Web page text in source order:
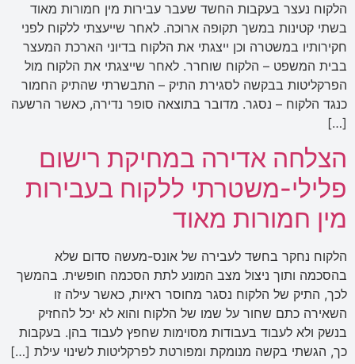
הלקוח נעצר בעקבות החשד שעבר עבירות מין חמורות מאוד
בשתי קטינות במשך תקופה ארוכה. לאחר שייעצתי ללקוח לפני
חקירותיו במשטרה וכן ייצגתי את הלקוח בדיוני הארכת המעצר
בבית המשפט – הלקוח שוחרר. לאחר שייצגתי את הלקוח מול
הפרקליטות בבקשה לסגירת התיק – התבשרתי שהתיק החמור
כנגד הלקוח – נסגר. מדובר בתוצאה סופר נדירה, כאשר הרשעה
[…]
הצלחה אדירה במחיקת רישום
פלילי-משטרתי ללקוח בעבירות
מין חמורות מאוד
הלקוח נחקר בחשד לעבירה של אונס-מעשה סדום שלא
בהסכמה ותוך ניצול מצב המונע לתת הסכמה חופשית. בהמשך
לכך, התיק של הלקוח נסגר מחוסר ראיות, כאשר עילה זו
השאירה כתם שחור על שמו של הלקוח והוא לא יכל להחזיק
בנשק ולא לעבוד בעבודות מסוימות שחפץ לעבוד בהן. בעקבות
כך, הגשתי בקשה מנומקת ומפורטת לפרקליטות לשינוי עילת […]